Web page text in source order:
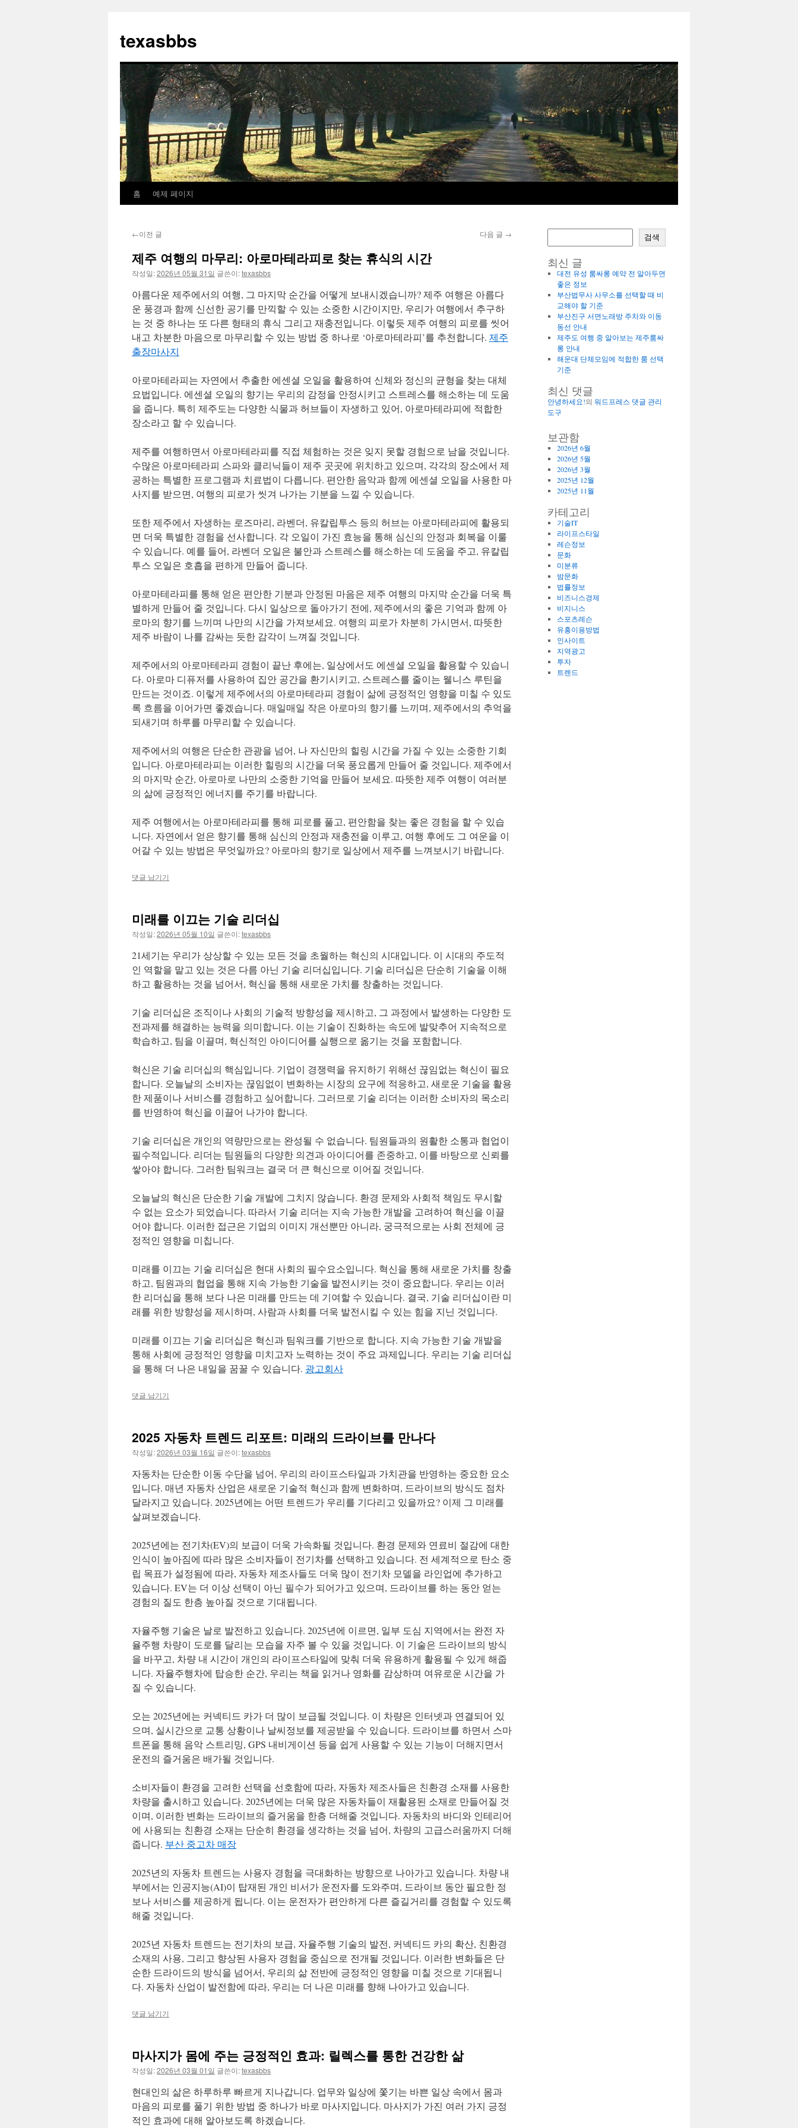
츠
로
뛰
기
texasbbs
홈 예제 페이지
←이전 글 다음 글 →
제주 여행의 마무리: 아로마테라피로 찾는 휴식의 시간
작성일:2026년 05월 31일 글쓴이:texasbbs
아름다운 제주에서의 여행, 그 마지막 순간을 어떻게 보내시겠습니까? 제주 여행은 아름다
운 풍경과 함께 신선한 공기를 만끽할 수 있는 소중한 시간이지만, 우리가 여행에서 추구하
는 것 중 하나는 또 다른 형태의 휴식 그리고 재충전입니다. 이렇듯 제주 여행의 피로를 씻어
내고 차분한 마음으로 마무리할 수 있는 방법 중 하나로 ‘아로마테라피’를 추천합니다. 제주
출장마사지
아로마테라피는 자연에서 추출한 에센셜 오일을 활용하여 신체와 정신의 균형을 찾는 대체
요법입니다. 에센셜 오일의 향기는 우리의 감정을 안정시키고 스트레스를 해소하는 데 도움
을 줍니다. 특히 제주도는 다양한 식물과 허브들이 자생하고 있어, 아로마테라피에 적합한
장소라고 할 수 있습니다.
제주를 여행하면서 아로마테라피를 직접 체험하는 것은 잊지 못할 경험으로 남을 것입니다.
수많은 아로마테라피 스파와 클리닉들이 제주 곳곳에 위치하고 있으며, 각각의 장소에서 제
공하는 특별한 프로그램과 치료법이 다릅니다. 편안한 음악과 함께 에센셜 오일을 사용한 마
사지를 받으면, 여행의 피로가 씻겨 나가는 기분을 느낄 수 있습니다.
또한 제주에서 자생하는 로즈마리, 라벤더, 유칼립투스 등의 허브는 아로마테라피에 활용되
면 더욱 특별한 경험을 선사합니다. 각 오일이 가진 효능을 통해 심신의 안정과 회복을 이룰
수 있습니다. 예를 들어, 라벤더 오일은 불안과 스트레스를 해소하는 데 도움을 주고, 유칼립
투스 오일은 호흡을 편하게 만들어 줍니다.
아로마테라피를 통해 얻은 편안한 기분과 안정된 마음은 제주 여행의 마지막 순간을 더욱 특
별하게 만들어 줄 것입니다. 다시 일상으로 돌아가기 전에, 제주에서의 좋은 기억과 함께 아
로마의 향기를 느끼며 나만의 시간을 가져보세요. 여행의 피로가 차분히 가시면서, 따뜻한
제주 바람이 나를 감싸는 듯한 감각이 느껴질 것입니다.
제주에서의 아로마테라피 경험이 끝난 후에는, 일상에서도 에센셜 오일을 활용할 수 있습니
다. 아로마 디퓨저를 사용하여 집안 공간을 환기시키고, 스트레스를 줄이는 웰니스 루틴을
만드는 것이죠. 이렇게 제주에서의 아로마테라피 경험이 삶에 긍정적인 영향을 미칠 수 있도
록 흐름을 이어가면 좋겠습니다. 매일매일 작은 아로마의 향기를 느끼며, 제주에서의 추억을
되새기며 하루를 마무리할 수 있습니다.
제주에서의 여행은 단순한 관광을 넘어, 나 자신만의 힐링 시간을 가질 수 있는 소중한 기회
입니다. 아로마테라피는 이러한 힐링의 시간을 더욱 풍요롭게 만들어 줄 것입니다. 제주에서
의 마지막 순간, 아로마로 나만의 소중한 기억을 만들어 보세요. 따뜻한 제주 여행이 여러분
의 삶에 긍정적인 에너지를 주기를 바랍니다.
제주 여행에서는 아로마테라피를 통해 피로를 풀고, 편안함을 찾는 좋은 경험을 할 수 있습
니다. 자연에서 얻은 향기를 통해 심신의 안정과 재충전을 이루고, 여행 후에도 그 여운을 이
어갈 수 있는 방법은 무엇일까요? 아로마의 향기로 일상에서 제주를 느껴보시기 바랍니다.
댓글 남기기
미래를 이끄는 기술 리더십
작성일:2026년 05월 10일 글쓴이:texasbbs
21세기는 우리가 상상할 수 있는 모든 것을 초월하는 혁신의 시대입니다. 이 시대의 주도적
인 역할을 맡고 있는 것은 다름 아닌 기술 리더십입니다. 기술 리더십은 단순히 기술을 이해
하고 활용하는 것을 넘어서, 혁신을 통해 새로운 가치를 창출하는 것입니다.
기술 리더십은 조직이나 사회의 기술적 방향성을 제시하고, 그 과정에서 발생하는 다양한 도
전과제를 해결하는 능력을 의미합니다. 이는 기술이 진화하는 속도에 발맞추어 지속적으로
학습하고, 팀을 이끌며, 혁신적인 아이디어를 실행으로 옮기는 것을 포함합니다.
혁신은 기술 리더십의 핵심입니다. 기업이 경쟁력을 유지하기 위해선 끊임없는 혁신이 필요
합니다. 오늘날의 소비자는 끊임없이 변화하는 시장의 요구에 적응하고, 새로운 기술을 활용
한 제품이나 서비스를 경험하고 싶어합니다. 그러므로 기술 리더는 이러한 소비자의 목소리
를 반영하여 혁신을 이끌어 나가야 합니다.
기술 리더십은 개인의 역량만으로는 완성될 수 없습니다. 팀원들과의 원활한 소통과 협업이
필수적입니다. 리더는 팀원들의 다양한 의견과 아이디어를 존중하고, 이를 바탕으로 신뢰를
쌓아야 합니다. 그러한 팀워크는 결국 더 큰 혁신으로 이어질 것입니다.
오늘날의 혁신은 단순한 기술 개발에 그치지 않습니다. 환경 문제와 사회적 책임도 무시할
수 없는 요소가 되었습니다. 따라서 기술 리더는 지속 가능한 개발을 고려하여 혁신을 이끌
어야 합니다. 이러한 접근은 기업의 이미지 개선뿐만 아니라, 궁극적으로는 사회 전체에 긍
정적인 영향을 미칩니다.
미래를 이끄는 기술 리더십은 현대 사회의 필수요소입니다. 혁신을 통해 새로운 가치를 창출
하고, 팀원과의 협업을 통해 지속 가능한 기술을 발전시키는 것이 중요합니다. 우리는 이러
한 리더십을 통해 보다 나은 미래를 만드는 데 기여할 수 있습니다. 결국, 기술 리더십이란 미
래를 위한 방향성을 제시하며, 사람과 사회를 더욱 발전시킬 수 있는 힘을 지닌 것입니다.
미래를 이끄는 기술 리더십은 혁신과 팀워크를 기반으로 합니다. 지속 가능한 기술 개발을
통해 사회에 긍정적인 영향을 미치고자 노력하는 것이 주요 과제입니다. 우리는 기술 리더십
을 통해 더 나은 내일을 꿈꿀 수 있습니다. 광고회사
댓글 남기기
2025 자동차 트렌드 리포트: 미래의 드라이브를 만나다
작성일:2026년 03월 16일 글쓴이:texasbbs
자동차는 단순한 이동 수단을 넘어, 우리의 라이프스타일과 가치관을 반영하는 중요한 요소
입니다. 매년 자동차 산업은 새로운 기술적 혁신과 함께 변화하며, 드라이브의 방식도 점차
달라지고 있습니다. 2025년에는 어떤 트렌드가 우리를 기다리고 있을까요? 이제 그 미래를
살펴보겠습니다.
2025년에는 전기차(EV)의 보급이 더욱 가속화될 것입니다. 환경 문제와 연료비 절감에 대한
인식이 높아짐에 따라 많은 소비자들이 전기차를 선택하고 있습니다. 전 세계적으로 탄소 중
립 목표가 설정됨에 따라, 자동차 제조사들도 더욱 많이 전기차 모델을 라인업에 추가하고
있습니다. EV는 더 이상 선택이 아닌 필수가 되어가고 있으며, 드라이브를 하는 동안 얻는
경험의 질도 한층 높아질 것으로 기대됩니다.
자율주행 기술은 날로 발전하고 있습니다. 2025년에 이르면, 일부 도심 지역에서는 완전 자
율주행 차량이 도로를 달리는 모습을 자주 볼 수 있을 것입니다. 이 기술은 드라이브의 방식
을 바꾸고, 차량 내 시간이 개인의 라이프스타일에 맞춰 더욱 유용하게 활용될 수 있게 해줍
니다. 자율주행차에 탑승한 순간, 우리는 책을 읽거나 영화를 감상하며 여유로운 시간을 가
질 수 있습니다.
오는 2025년에는 커넥티드 카가 더 많이 보급될 것입니다. 이 차량은 인터넷과 연결되어 있
으며, 실시간으로 교통 상황이나 날씨정보를 제공받을 수 있습니다. 드라이브를 하면서 스마
트폰을 통해 음악 스트리밍, GPS 내비게이션 등을 쉽게 사용할 수 있는 기능이 더해지면서
운전의 즐거움은 배가될 것입니다.
소비자들이 환경을 고려한 선택을 선호함에 따라, 자동차 제조사들은 친환경 소재를 사용한
차량을 출시하고 있습니다. 2025년에는 더욱 많은 자동차들이 재활용된 소재로 만들어질 것
이며, 이러한 변화는 드라이브의 즐거움을 한층 더해줄 것입니다. 자동차의 바디와 인테리어
에 사용되는 친환경 소재는 단순히 환경을 생각하는 것을 넘어, 차량의 고급스러움까지 더해
줍니다. 부산 중고차 매장
2025년의 자동차 트렌드는 사용자 경험을 극대화하는 방향으로 나아가고 있습니다. 차량 내
부에서는 인공지능(AI)이 탑재된 개인 비서가 운전자를 도와주며, 드라이브 동안 필요한 정
보나 서비스를 제공하게 됩니다. 이는 운전자가 편안하게 다른 즐길거리를 경험할 수 있도록
해줄 것입니다.
2025년 자동차 트렌드는 전기차의 보급, 자율주행 기술의 발전, 커넥티드 카의 확산, 친환경
소재의 사용, 그리고 향상된 사용자 경험을 중심으로 전개될 것입니다. 이러한 변화들은 단
순한 드라이드의 방식을 넘어서, 우리의 삶 전반에 긍정적인 영향을 미칠 것으로 기대됩니
다. 자동차 산업이 발전함에 따라, 우리는 더 나은 미래를 향해 나아가고 있습니다.
댓글 남기기
마사지가 몸에 주는 긍정적인 효과: 릴렉스를 통한 건강한 삶
작성일:2026년 03월 01일 글쓴이:texasbbs
현대인의 삶은 하루하루 빠르게 지나갑니다. 업무와 일상에 쫓기는 바쁜 일상 속에서 몸과
마음의 피로를 풀기 위한 방법 중 하나가 바로 마사지입니다. 마사지가 가진 여러 가지 긍정
적인 효과에 대해 알아보도록 하겠습니다.
검색
최신 글
대전 유성 룸싸롱 예약 전 알아두면
좋은 정보
부산법무사 사무소를 선택할 때 비
교해야 할 기준
부산진구 서면노래방 주차와 이동
동선 안내
제주도 여행 중 알아보는 제주룸싸
롱 안내
해운대 단체모임에 적합한 룸 선택
기준
최신 댓글
안녕하세요!의 워드프레스 댓글 관리
도구
보관함
2026년 6월
2026년 5월
2026년 3월
2025년 12월
2025년 11월
카테고리
기술IT
라이프스타일
레슨정보
문화
미분류
밤문화
법률정보
비즈니스경제
비지니스
스포츠레슨
유흥이용방법
인사이트
지역광고
투자
트렌드